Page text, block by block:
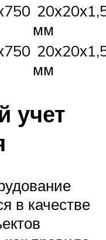
мм
мм
учет
в качестве